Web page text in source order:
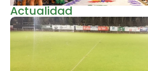
Actualidad